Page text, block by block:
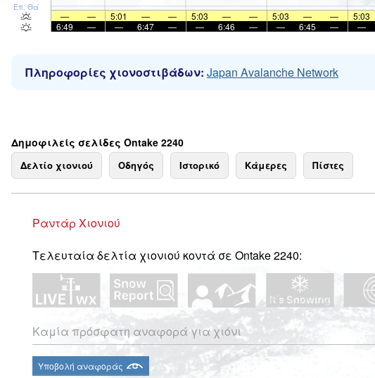
Επ. Θάλ
— — 5:01 — — 5:03 — — 5:03 — — 5:03
6:49
— — 6:47 — — 6:46 — — 6:45 — —
Πληροφορίες χιονοστιβάδων: Japan Avalanche Network
Δημοφιλείς σελίδες Ontake 2240
Δελτίο χιονιού Οδηγός Ιστορικό Κάμερες Πίστες
Ραντάρ Χιονιού
Τελευταία δελτία χιονιού κοντά σε Ontake 2240:
Καμία πρόσφατη αναφορά για χιόνι
Υποβολή αναφοράς